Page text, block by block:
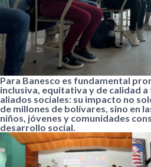
Para Banesco es fundamental
inclusiva, equitativa y de calidad
aliados sociales: su impacto no
de millones de bolívares, sino en
niños, jóvenes y comunidades
desarrollo social.